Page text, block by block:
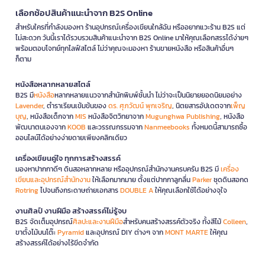
เลือกช้อปสินค้าแนะนำจาก B2S Online
สำหรับใครที่กำลังมองหา ร้านอุปกรณ์เครื่องเขียนใกล้ฉัน หรืออยากแวะร้าน B2S แต่
ไม่สะดวก วันนี้เราได้รวบรวมสินค้าแนะนำจาก B2S Online มาให้คุณเลือกสรรได้ง่ายๆ
พร้อมตอบโจทย์ทุกไลฟ์สไตล์ ไม่ว่าคุณจะมองหา ร้านขายหนังสือ หรือสินค้าอื่นๆ
ก็ตาม
หนังสือหลากหลายสไตล์
B2S มีหนังสือหลากหลายแนวจากสำนักพิมพ์ชั้นนำ ไม่ว่าจะเป็นนิยายยอดนิยมอย่าง
Lavender, ตำราเรียนเข้มข้นของดร. ศุภวัฒน์ พุกเจริญ, นิตยสารอัปเดตจากเพ็ญ
บุญ, หนังสือเด็กจากMIS หนังสือจิตวิทยาจากMugunghwa Publishing, หนังสือ
พัฒนาตนเองจากKOOB และวรรณกรรมจากNanmeebooks ทั้งหมดนี้สามารถซื้อ
ออนไลน์ได้อย่างง่ายดายเพียงคลิกเดียว
เครื่องเขียนคู่ใจ ทุกการสร้างสรรค์
มองหาปากกาดีๆ ดินสอหลากหลาย หรืออุปกรณ์สำนักงานครบครัน B2S มีเครื่อง
เขียนและอุปกรณ์สำนักงานให้เลือกมากมาย ตั้งแต่ปากกาลูกลื่นParkerชุดดินสอกด
Rotringไปจนถึงกระดาษถ่ายเอกสารDOUBLE Aให้คุณเลือกใช้ได้อย่างจุใจ
งานศิลป์ งานฝีมือ สร้างสรรค์ไม่รู้จบ
B2S จัดเต็มอุปกรณ์ศิลปะและงานฝีมือสำหรับคนสร้างสรรค์ตัวจริง ทั้งสีไม้Colleen,
ขาตั้งไม้บนโต๊ะPyramidและอุปกรณ์ DIY ต่างๆ จากMONT MARTEให้คุณ
สร้างสรรค์ได้อย่างไร้ขีดจำกัด